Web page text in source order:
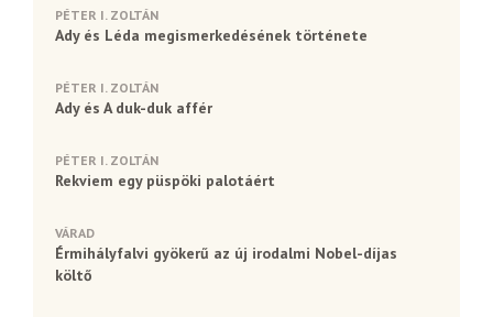
PÉTER I. ZOLTÁN
Ady és Léda megismerkedésének története
PÉTER I. ZOLTÁN
Ady és A duk-duk affér
PÉTER I. ZOLTÁN
Rekviem egy püspöki palotáért
VÁRAD
Érmihályfalvi gyökerű az új irodalmi Nobel-díjas
költő